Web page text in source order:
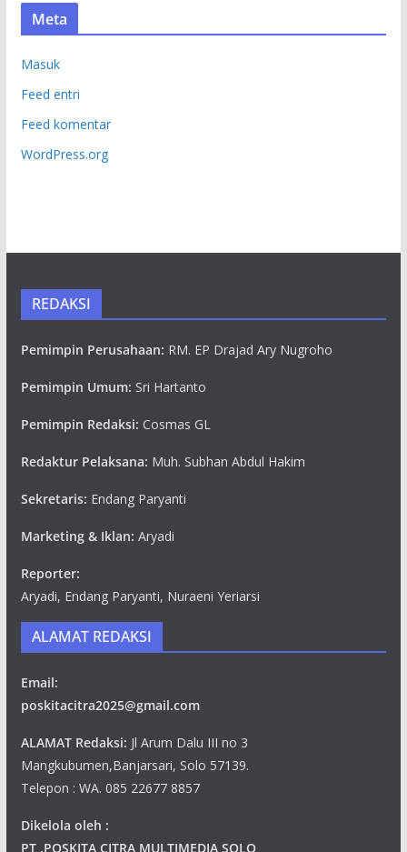
Meta
Masuk
Feed entri
Feed komentar
WordPress.org
REDAKSI
Pemimpin Perusahaan: RM. EP Drajad Ary Nugroho
Pemimpin Umum: Sri Hartanto
Pemimpin Redaksi: Cosmas GL
Redaktur Pelaksana: Muh. Subhan Abdul Hakim
Sekretaris: Endang Paryanti
Marketing & Iklan: Aryadi
Reporter:
Aryadi, Endang Paryanti, Nuraeni Yeriarsi
ALAMAT REDAKSI
Email:
poskitacitra2025@gmail.com
ALAMAT Redaksi: Jl Arum Dalu III no 3
Mangkubumen,Banjarsari, Solo 57139.
Telepon : WA. 085 22677 8857
Dikelola oleh :
PT .POSKITA CITRA MULTIMEDIA SOLO